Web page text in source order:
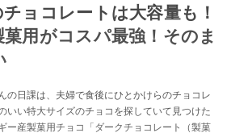
ョコレートは大容量も！
用がコスパ最強！そのま
の日課は、夫婦で食後にひとかけらのチョコレ
いい特大サイズのチョコを探していて見つけた
ー産製菓用チョコ「ダークチョコレート（製菓